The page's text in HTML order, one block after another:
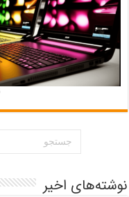
نوشته‌های اخیر